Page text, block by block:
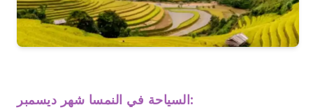
السياحة في النمسا شهر ديسمبر: